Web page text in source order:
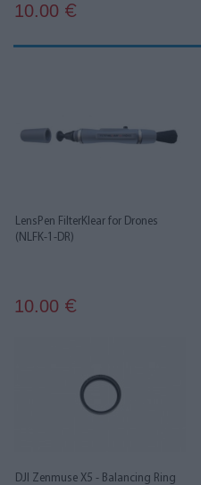
10.00 €
LensPen FilterKlear for Drones
(NLFK-1-DR)
10.00 €
DJI Zenmuse X5 - Balancing Ring